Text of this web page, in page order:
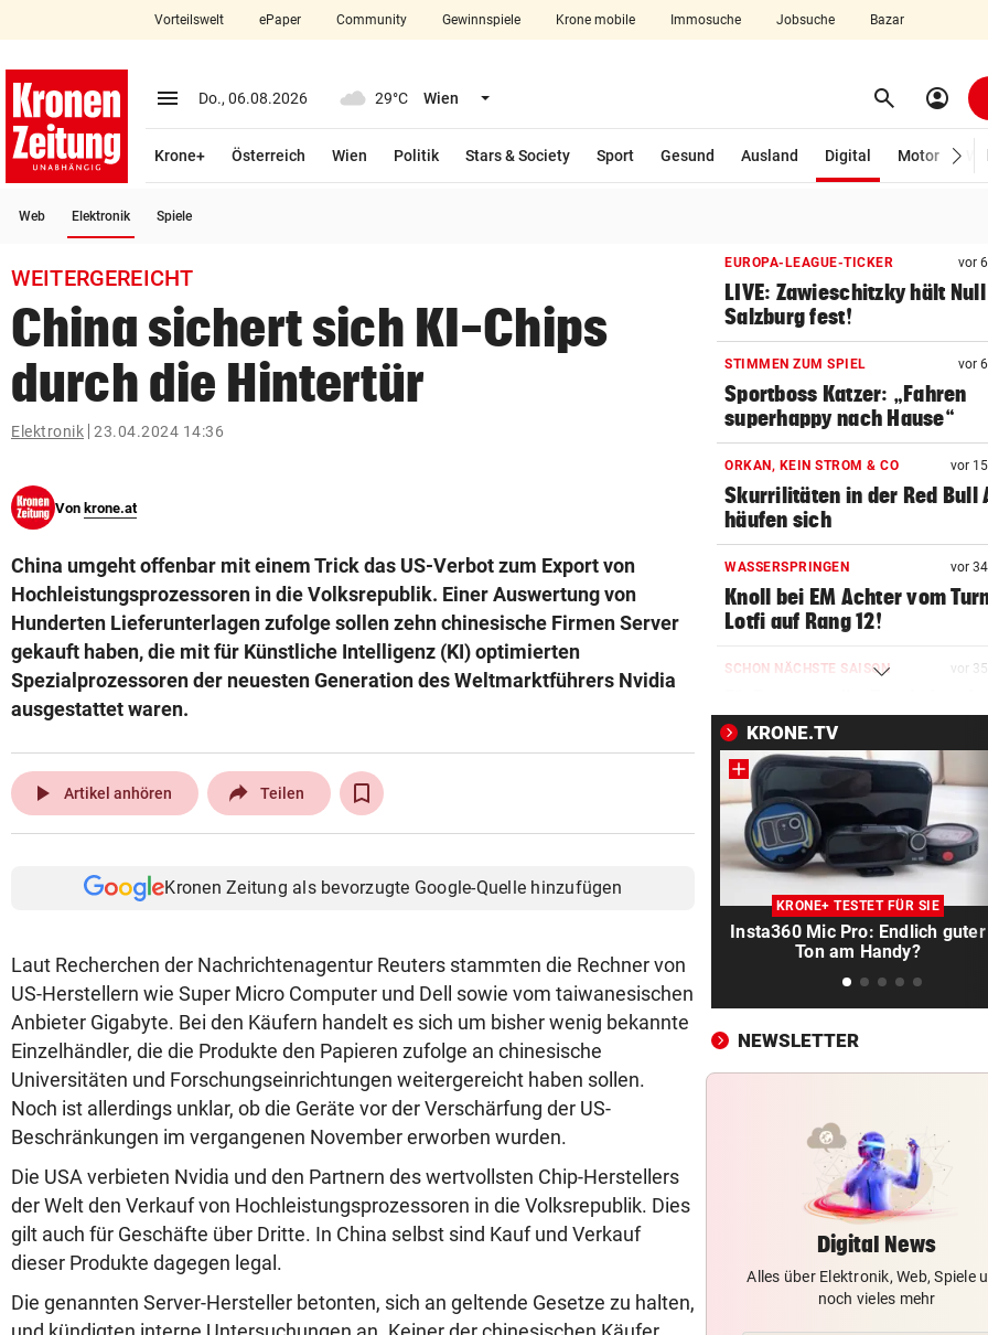
closeSchließen
account_circle Anmelden
arrow_right
Wien
bookmark
Suchbegriff
eingeben
© Krone Multimedia GmbH & Co KG 2026
Vorteilswelt ePaper Community Gewinnspiele Krone mobile Immosuche Jobsuche Bazar
menu Menü aufklappen
Do., 06.08.2026 29°C Wien Menü aufklappen search Suchen
account_circle
Krone+ Österreich Wien Politik Stars & Society Sport Gesund Ausland Digital
Motor
Web Elektronik Spiele
WEITERGEREICHT
China sichert sich KI-Chips
durch die Hintertür
Elektronik 23.04.2024 14:36
Von krone.at
China umgeht offenbar mit einem Trick das US-Verbot zum Export von
Hochleistungsprozessoren in die Volksrepublik. Einer Auswertung von
Hunderten Lieferunterlagen zufolge sollen zehn chinesische Firmen Server
gekauft haben, die mit für Künstliche Intelligenz (KI) optimierten
Spezialprozessoren der neuesten Generation des Weltmarktführers Nvidia
ausgestattet waren.
play_arrow Artikel anhören Teilen
Kronen Zeitung als bevorzugte Google-Quelle hinzufügen
Laut Recherchen der Nachrichtenagentur Reuters stammten die Rechner von
US-Herstellern wie Super Micro Computer und Dell sowie vom taiwanesischen
Anbieter Gigabyte. Bei den Käufern handelt es sich um bisher wenig bekannte
Einzelhändler, die die Produkte den Papieren zufolge an chinesische
Universitäten und Forschungseinrichtungen weitergereicht haben sollen.
Noch ist allerdings unklar, ob die Geräte vor der Verschärfung der US-
Beschränkungen im vergangenen November erworben wurden.
Die USA verbieten Nvidia und den Partnern des wertvollsten Chip-Herstellers
der Welt den Verkauf von Hochleistungsprozessoren in die Volksrepublik. Dies
gilt auch für Geschäfte über Dritte. In China selbst sind Kauf und Verkauf
dieser Produkte dagegen legal.
Die genannten Server-Hersteller betonten, sich an geltende Gesetze zu halten,
EUROPA-LEAGUE-TICKER vor
LIVE: Zawieschitzky hält
Salzburg fest!
STIMMEN ZUM SPIEL vor
Sportboss Katzer: „Fahren
superhappy nach Hause“
ORKAN, KEIN STROM & CO vor
Skurrilitäten in der Red Bull
häufen sich
WASSERSPRINGEN vor
Knoll bei EM Achter vom
Lotfi auf Rang 12!
SCHON NÄCHSTE SAISON vor
Sprintrennen geben
FREISPRÜCHE REGEN AUF vor
Katzentöter-Anwalt: „Nie
Hass begegnet“
TRUMP DROHT: vor
Lange Haftstrafen für
über Waffenengpässe
Sieg! Austria stößt die Tür
Play-off weit auf
MITTEN IN HITZEWELLE vor
Sintflut unterbrochen
Reusser vor Ventoux-Etappe
weiter im Gelben Trikot
KEIN ARSENAL-WECHSEL vor
Vinicius Jr. verlängert bei
KRONE.TV
KRONE+ TESTET FÜR SIE
Insta360 Mic Pro: Endlich guter
Ton am Handy?
NEWSLETTER
Digital News
Alles über Elektronik, Web, Spiele
noch vieles mehr